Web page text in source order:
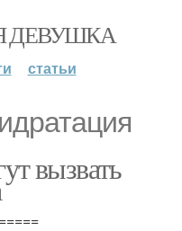
ДЕВУШКА
статьи
вызвать